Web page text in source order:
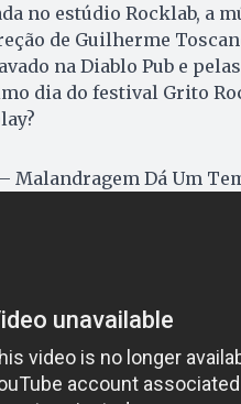
no estúdio Rocklab, a
de Guilherme
na Diablo Pub e
dia do festival Grito
Malandragem Dá Um